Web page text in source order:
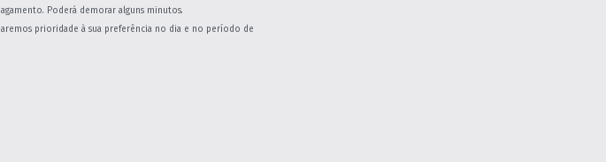
Poderá demorar alguns minutos.
prioridade à sua preferência no dia e no período de